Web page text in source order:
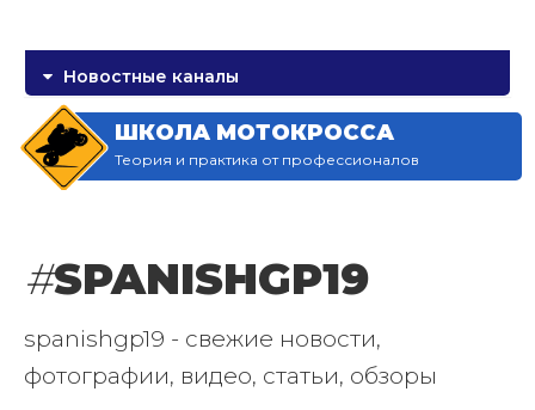
Новостные каналы
ШКОЛА МОТОКРОССА
Теория и практика от профессионалов
#SPANISHGP19
spanishgp19 - свежие новости,
фотографии, видео, статьи, обзоры